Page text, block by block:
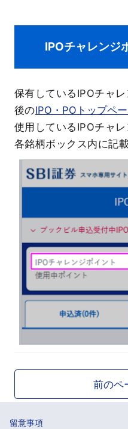
IPOチャレンジ
保有しているIPOチャ
後のIPO・POトップペ
使用しているIPOチャ
各銘柄ボックス内に記
前のペ
留意事項